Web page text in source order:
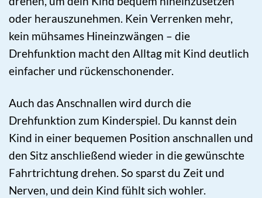
oder herauszunehmen. Kein Verrenken mehr,
kein mühsames Hineinzwängen – die
Drehfunktion macht den Alltag mit Kind deutlich
einfacher und rückenschonender.
Auch das Anschnallen wird durch die
Drehfunktion zum Kinderspiel. Du kannst dein
Kind in einer bequemen Position anschnallen und
den Sitz anschließend wieder in die gewünschte
Fahrtrichtung drehen. So sparst du Zeit und
Nerven, und dein Kind fühlt sich wohler.